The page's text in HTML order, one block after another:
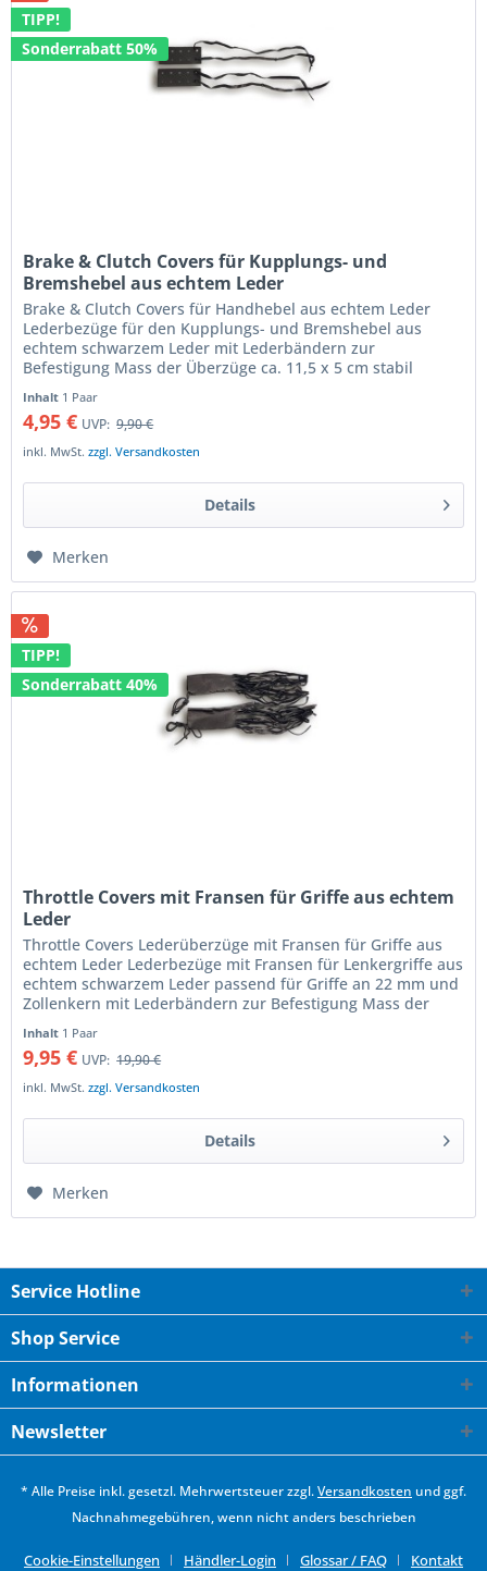
TIPP!
Sonderrabatt 50%
Brake & Clutch Covers für Kupplungs- und
Bremshebel aus echtem Leder
Brake & Clutch Covers für Handhebel aus echtem Leder
Lederbezüge für den Kupplungs- und Bremshebel aus
echtem schwarzem Leder mit Lederbändern zur
Befestigung Mass der Überzüge ca. 11,5 x 5 cm stabil
Inhalt 1 Paar
4,95 € UVP: 9,90 €
inkl. MwSt.zzgl. Versandkosten
Details
Merken
TIPP!
Sonderrabatt 40%
Throttle Covers mit Fransen für Griffe aus echtem
Leder
Throttle Covers Lederüberzüge mit Fransen für Griffe aus
echtem Leder Lederbezüge mit Fransen für Lenkergriffe aus
echtem schwarzem Leder passend für Griffe an 22 mm und
Zollenkern mit Lederbändern zur Befestigung Mass der
Inhalt 1 Paar
9,95 € UVP: 19,90 €
inkl. MwSt.zzgl. Versandkosten
Details
Merken
Service Hotline
Shop Service
Informationen
Newsletter
* Alle Preise inkl. gesetzl. Mehrwertsteuer zzgl.Versandkosten und ggf.
Nachnahmegebühren, wenn nicht anders beschrieben
Cookie-Einstellungen Händler-Login Glossar / FAQ Kontakt